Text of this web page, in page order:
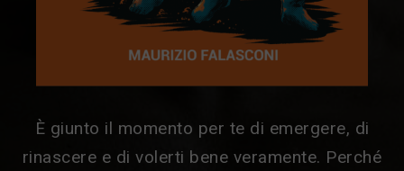
È giunto il momento per te di emergere, di
rinascere e di volerti bene veramente. Perché